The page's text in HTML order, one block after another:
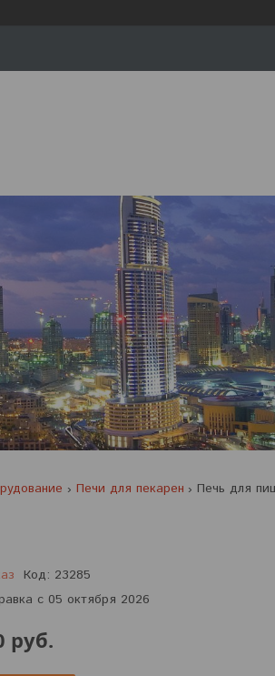
Печи для пекарен
Код: 23285
с 05 октября 2026
руб.